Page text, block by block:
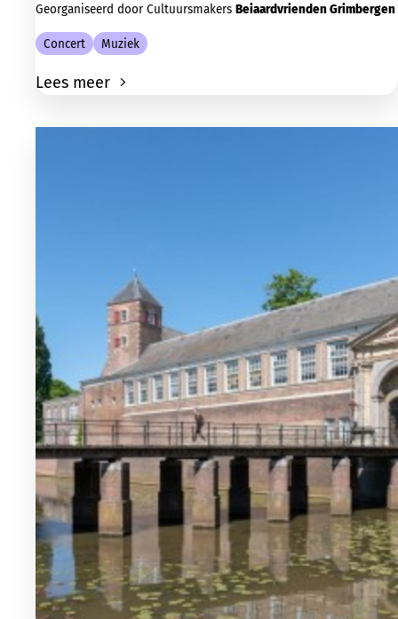
Georganiseerd door Cultuursmakers Beiaardvrienden Grimbergen
Concert Muziek
Lees meer